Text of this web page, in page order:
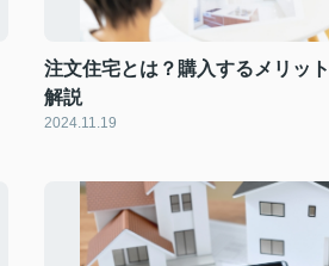
注文住宅とは？購入するメリッ
解説
2024.11.19